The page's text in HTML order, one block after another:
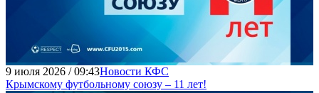
9 июля 2026 / 09:43Новости КФС
Крымскому футбольному союзу – 11 лет!